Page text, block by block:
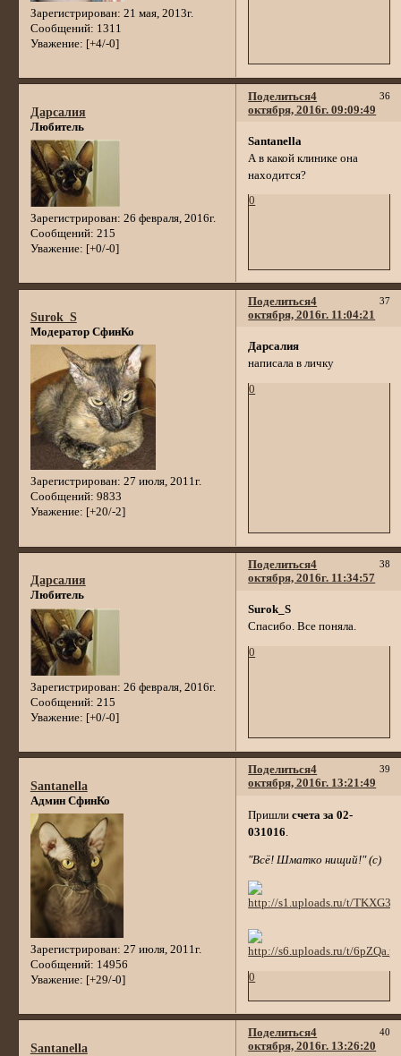
Зарегистрирован: 21 мая, 2013г.
Сообщений: 1311
Уважение: [+4/-0]
Поделиться 36
4
октября, 2016г. 09:09:49
Дарсалия
Любитель
Зарегистрирован: 26 февраля, 2016г.
Сообщений: 215
Уважение: [+0/-0]
Santanella
А в какой клинике она
находится?
0
Поделиться 37
4
октября, 2016г. 11:04:21
Surok_S
Модератор СфинКо
Зарегистрирован: 27 июля, 2011г.
Сообщений: 9833
Уважение: [+20/-2]
Дарсалия
написала в личку
0
Поделиться 38
4
октября, 2016г. 11:34:57
Дарсалия
Любитель
Зарегистрирован: 26 февраля, 2016г.
Сообщений: 215
Уважение: [+0/-0]
Surok_S
Спасибо. Все поняла.
0
Поделиться 39
4
октября, 2016г. 13:21:49
Santanella
Админ СфинКо
Зарегистрирован: 27 июля, 2011г.
Сообщений: 14956
Уважение: [+29/-0]
Пришлисчета за 02-
031016
"Всё! Шматко нищий!" (с)
0
Поделиться 40
4
октября, 2016г. 13:26:20
Santanella